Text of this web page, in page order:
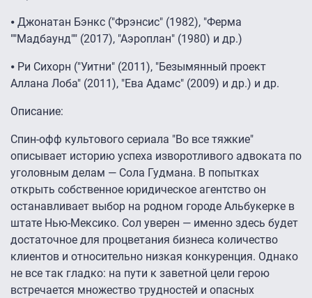
⦁ Джонатан Бэнкс ("Фрэнсис" (1982), "Ферма
""Мадбаунд"" (2017), "Аэроплан" (1980) и др.)
⦁ Ри Сихорн ("Уитни" (2011), "Безымянный проект
Аллана Лоба" (2011), "Ева Адамс" (2009) и др.) и др.
Описание:
Спин-офф культового сериала "Во все тяжкие"
описывает историю успеха изворотливого адвоката по
уголовным делам — Сола Гудмана. В попытках
открыть собственное юридическое агентство он
останавливает выбор на родном городе Альбукерке в
штате Нью-Мексико. Сол уверен — именно здесь будет
достаточное для процветания бизнеса количество
клиентов и относительно низкая конкуренция. Однако
не все так гладко: на пути к заветной цели герою
встречается множество трудностей и опасных